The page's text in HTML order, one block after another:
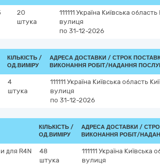
20
штука
111111 Україна Київська область
вулиця
по 31-12-2026
КІЛЬКІСТЬ /
ОД.ВИМІРУ
АДРЕСА ДОСТАВКИ / СТРОК
ВИКОНАННЯ РОБІТ/НАДАННЯ
4
штука
111111 Україна Київська область
вулиця
по 31-12-2026
КІЛЬКІСТЬ /
ОД.ВИМІРУ
АДРЕСА ДОСТАВКИ /
ВИКОНАННЯ РОБІТ/
для R4N
48
штука
111111 Україна Київська
вулиця